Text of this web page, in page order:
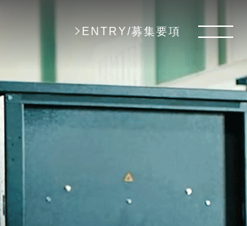
ENTRY/募集要項